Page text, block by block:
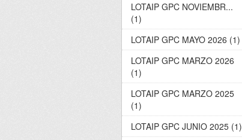
LOTAIP GPC NOVIEMBR...
(1)
LOTAIP GPC MAYO 2026 (1)
LOTAIP GPC MARZO 2026
(1)
LOTAIP GPC MARZO 2025
(1)
LOTAIP GPC JUNIO 2025 (1)